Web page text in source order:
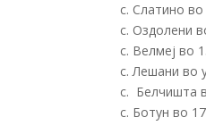
с. Слатино во
с. Оздолени
с. Велмеј во
с. Лешани во
с. Белчишта
с. Ботун во